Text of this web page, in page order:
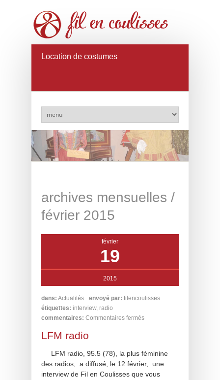
Location de costumes
archives mensuelles /
février 2015
février
19
2015
dans: Actualités envoyé par: filencoulisses
étiquettes: interview, radio
commentaires: Commentaires fermés
LFM radio
LFM radio, 95.5 (78), la plus féminine
des radios, a diffusé, le 12 février, une
interview de Fil en Coulisses que vous